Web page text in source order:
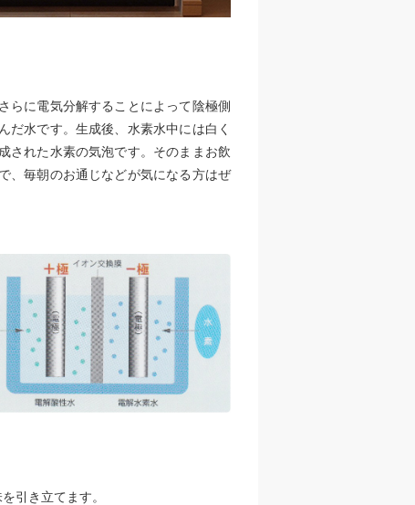
らに電気分解することによって陰極側
だ水です。生成後、水素水中には白く
された水素の気泡です。そのままお飲
、毎朝のお通じなどが気になる方はぜ
引き立てます。